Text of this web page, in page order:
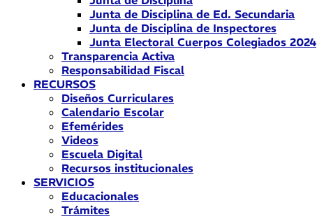
Junta de Disciplina de Ed. Secundaria
Junta de Disciplina de Inspectores
Junta Electoral Cuerpos Colegiados 2024
Transparencia Activa
Responsabilidad Fiscal
RECURSOS
Diseños Curriculares
Calendario Escolar
Efemérides
Videos
Escuela Digital
Recursos institucionales
SERVICIOS
Educacionales
Trámites